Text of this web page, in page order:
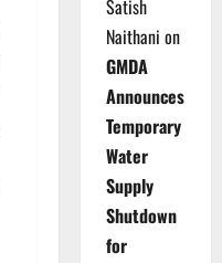
Satish
Naithani on
GMDA
Announces
Temporary
Water
Supply
Shutdown
for